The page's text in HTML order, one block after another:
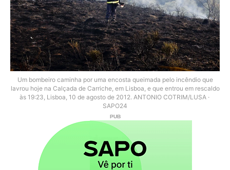
Um bombeiro caminha por uma encosta queimada pelo incêndio que
lavrou hoje na Calçada de Carriche, em Lisboa, e que entrou em rescaldo
às 19:23, Lisboa, 10 de agosto de 2012. ANTONIO COTRIM/LUSA
SAPO24